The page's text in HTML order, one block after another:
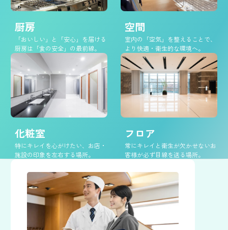
厨房
「おいしい」と「安心」を届ける
厨房は「食の安全」の最前線。
空間
室内の「空気」を整えることで、
より快適・衛生的な環境へ。
化粧室
特にキレイを心がけたい、お店・
施設の印象を左右する場所。
フロア
常にキレイと衛生が欠かせないお
客様が必ず目線を送る場所。